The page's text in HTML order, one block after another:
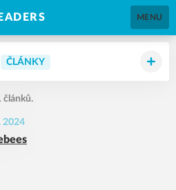
MENU
ČLÁNKY
článků.
2024